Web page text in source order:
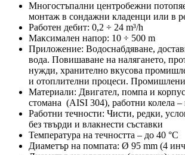
Многостъпални центробежни
монтаж в сондажни кладенци или в
Работен дебит: 0,2 ÷ 24 m³/h
Максимален напор: 10 ÷ 500 m
Приложение: Водоснабдяване,
вода. Повишаване на налягането,
нужди, хранително вкусова
и отоплителни процеси.
Материали: Двигател, помпа и
стомана (AISI 304), работни колела –
Работни течности: Чисти, редки,
без твърди и влакнести съставки
Температура на течността – до 40 °C
Диаметър на помпата: Ø 95 mm (4